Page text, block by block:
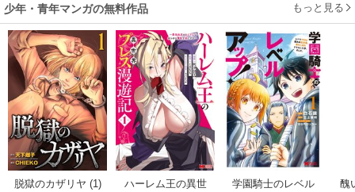
になってた～
少年・青年マンガの無料作品 もっと見る
脱獄のカザリヤ (1)
ハーレム王の異世
学園騎士のレベル
醜